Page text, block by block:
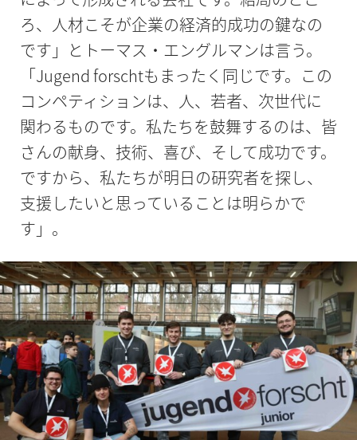
ろ、人材こそが企業の経済的成功の鍵なの
です」とトーマス・エングルマンは言う。
「Jugend forschtもまったく同じです。この
コンペティションは、人、若者、次世代に
関わるものです。私たちを鼓舞するのは、皆
さんの献身、技術、喜び、そして成功です。
ですから、私たちが明日の研究者を探し、
支援したいと思っていることは明らかで
す」。